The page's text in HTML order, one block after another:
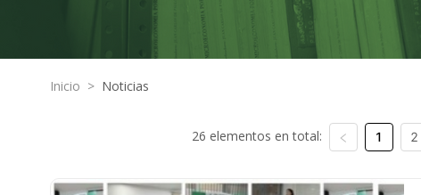
Inicio > Noticias
26 elementos en total: 1 2